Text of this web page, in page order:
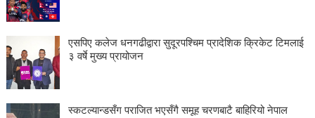
एसपिए कलेज धनगढीद्वारा सुदूरपश्चिम प्रादेशिक क्रिकेट टिमलाई
३ वर्षे मुख्य प्रायोजन
स्कटल्यान्डसँग पराजित भएसँगै समूह चरणबाटै बाहिरियो नेपाल